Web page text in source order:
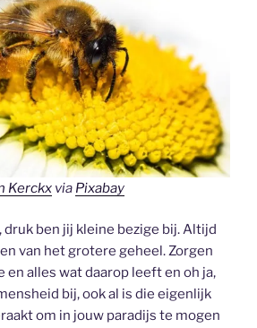
Kerckx via Pixabay
druk ben jij kleine bezige bij. Altijd
van het grotere geheel. Zorgen
en alles wat daarop leeft en oh ja,
bij, ook al is die eigenlijk
om in jouw paradijs te mogen